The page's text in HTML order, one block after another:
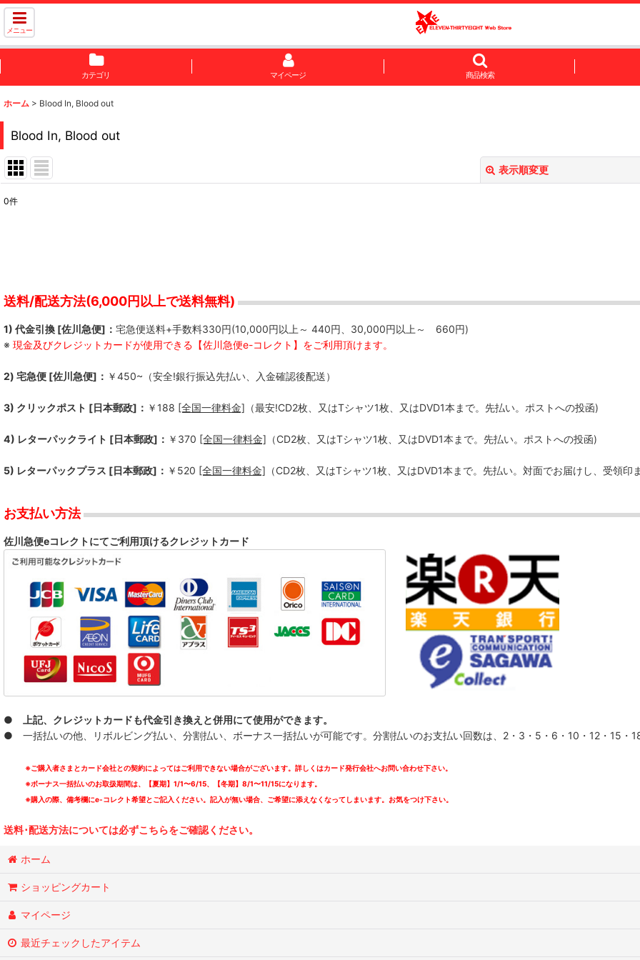
メニュー
カテゴリ マイページ 商品検索
ホーム > Blood In, Blood out
Blood In, Blood out
表示順変更
0件
送料/配送方法(6,000円以上で送料無料)
1) 代金引換 [佐川急便]： 宅急便送料+手数料330円(10,000円以上～ 440円、30,000円以上～ 660円)
※ 現金及びクレジットカードが使用できる【佐川急便e-コレクト】をご利用頂けます。
2) 宅急便 [佐川急便]： ￥450~（安全!銀行振込先払い、入金確認後配送）
3) クリックポスト [日本郵政]： ￥188 [全国一律料金] （最安!CD2枚、又はTシャツ1枚、又はDVD1本まで。先払い。ポストへの投函)
4) レターパックライト [日本郵政]： ￥370 [全国一律料金] （CD2枚、又はTシャツ1枚、又はDVD1本まで。先払い。ポストへの投函)
5) レターパックプラス [日本郵政]： ￥520 [全国一律料金] （CD2枚、又はTシャツ1枚、又はDVD1本まで。先払い。対面でお届けし、受領印
お支払い方法
佐川急便eコレクトにてご利用頂けるクレジットカード
● 上記、クレジットカードも代金引き換えと併用にて使用ができます。
● 一括払いの他、リボルビング払い、分割払い、ボーナス一括払いが可能です。分割払いのお支払い回数は、2・3・5・6・10・12・15・
※ご購入者さまとカード会社との契約によってはご利用できない場合がございます。詳しくはカード発行会社へお問い合わせ下さい。
※ボーナス一括払いのお取扱期間は、【夏期】1/1〜6/15、【冬期】8/1〜11/15になります。
※購入の際、備考欄にe-コレクト希望とご記入ください。記入が無い場合、ご希望に添えなくなってしまいます。お気をつけ下さい。
送料･配送方法については必ずこちらをご確認ください。
ホーム
ショッピングカート
マイページ
最近チェックしたアイテム